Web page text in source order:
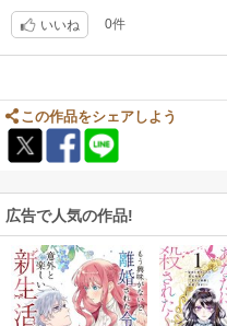
いいね 0件
この作品をシェアしよう
広告で人気の作品!